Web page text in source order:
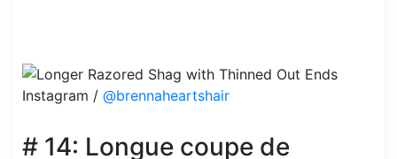
Instagram / @brennaheartshair
# 14: Longue coupe de